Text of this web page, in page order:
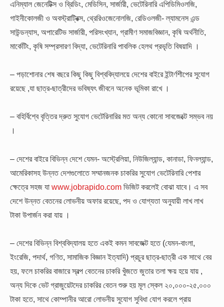
এনিম্যাল জেনেটিক্স ও ব্রিডিং, মেডিসিন, সার্জারী, ভেটেরিনারি এপিডিমিওলজি,
গাইনীকোলজী ও অবস্ট্রাট্রিক্স, থ্রেরিওজেনোলজি, রেডিওলজী- ল্যামনেস এন্ড
সাউন্ডন্যাস, অপারেটিভ সার্জারী, পরিসংখ্যান, গ্রামীণ সমাজবিজ্ঞান, কৃষি অর্থনীতি,
মার্কেটিং, কৃষি সম্প্রসারণ বিদ্যা, ভেটেরিনারি পাবলিক হেলথ প্রভৃতি বিষয়াদি ।
– পড়াশোনার শেষ বছরে কিছু কিছু বিশ্ববিদ্যালয়ে দেশের বাইরে ইন্টার্ণশীপের সুযোগ
রয়েছে ,যা ছাত্র-ছাত্রীদের ভবিষ্যৎ জীবনে অনেক ভূমিকা রাখে ।
– বহির্বিশ্বে বৃত্তির দ্রুত সুযোগ ভেটেরিনারির মত অন্য কোনো সাবজেক্টে সম্ভব নয়
।
– দেশের বাইরে বিভিন্ন দেশে যেমন- অস্ট্রেলিয়া, নিউজিল্যান্ড, কানাডা, ফিনল্যান্ড,
আমেরিকাসহ উন্নত দেশগুলোতে সম্মানজনক চাকরির সুযোগ ভেটেরিনারি পেশার
ক্ষেত্রে সহজ যা www.jobrapido.com ভিজিট করলেই বোঝা যাবে। এ সব
দেশে উন্নত বেতনের লোভনীয় অফার রয়েছে, পদ ও যোগ্যতা অনুযায়ী লাখ লাখ
টাকা উপার্জন করা যায় ।
– দেশের বিভিন্ন বিশ্ববিদ্যালয় হতে একই কমন সাবজেক্ট হতে (যেমন-বাংলা,
ইংরেজি, পদার্থ, গণিত, সামাজিক বিজ্ঞান ইত্যাদি) প্রচুর ছাত্র-ছাত্রী এক সাথে বের
হয়, ফলে চাকরির বাজারে স্বল্প বেতনের চাকরি খুঁজতে জুতার তলা ক্ষয় হয়ে যায় ,
অন্য দিকে ভেট গ্রাজুয়েটদের চাকরির বেতন শুরু হয় মূল স্কেল ২০,০০০-২৫,০০০
টাকা হতে, সাথে কোম্পানীর আরো লোভনীয় সুযোগ সুবিধা যোগ করলে প্রায়